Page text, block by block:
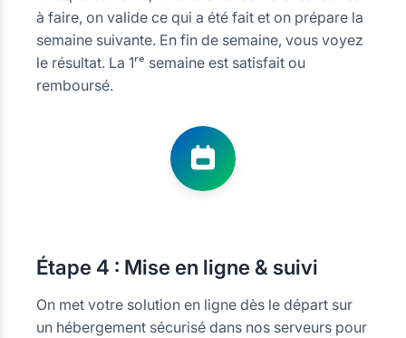
à faire, on valide ce qui a été fait et on prépare la
semaine suivante. En fin de semaine, vous voyez
le résultat. La 1ʳᵉ semaine est satisfait ou
remboursé.
Étape 4 : Mise en ligne & suivi
On met votre solution en ligne dès le départ sur
un hébergement sécurisé dans nos serveurs pour